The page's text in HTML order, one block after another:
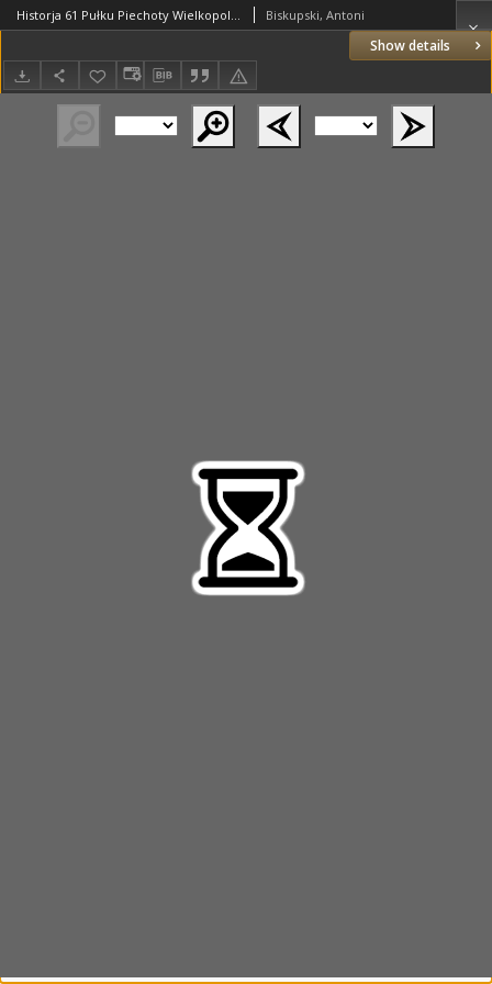
Show details
Historja 61 Pułku Piechoty Wielkopolskiej ( 7 Pułku Strzelców Wlkp.) T.1 Walki powstańcze na froncie zachodnim i północnym Wielkopolski. Organizacja pułku Biskupski, Antoni